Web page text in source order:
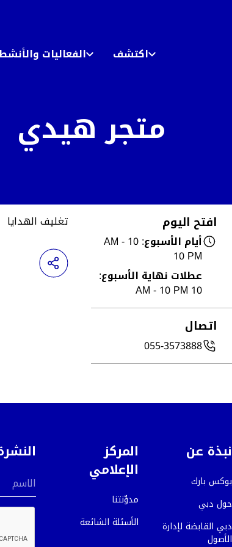
اكتشف
الفعاليات
متجر هيدي
افتح اليوم
أيام الأسبوع : 10 AM -
10 PM
عطلات نهاية الأسبوع:
10 AM - 10 PM
اتصال
055-3573888
تغليف الهدايا
نبذة عن
بوكس بارك
حول دبي
دبي القابضة لإدارة
الأصول
المركز
الإعلامي
مدوِّنتنا
الأسئلة الشائعة
الاسم